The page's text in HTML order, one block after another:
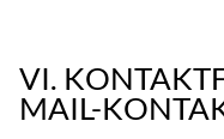
VI.
MAIL-